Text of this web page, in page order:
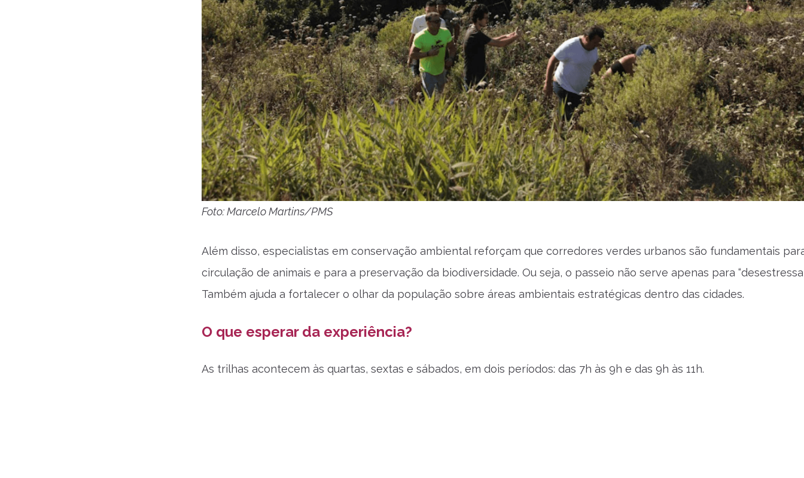
Foto: Marcelo Martins/PMS
Além disso, especialistas em conservação ambiental reforçam que corredores verdes urbanos são fundamentais
circulação de animais e para a preservação da biodiversidade. Ou seja, o passeio não serve apenas para
Também ajuda a fortalecer o olhar da população sobre áreas ambientais estratégicas dentro das cidades.
O que esperar da experiência?
As trilhas acontecem às quartas, sextas e sábados, em dois períodos: das 7h às 9h e das 9h às 11h.